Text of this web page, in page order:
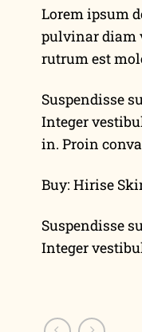
Lorem ipsum
pulvinar diam
rutrum est
Suspendisse
Integer
in. Proin
Buy: Hirise
Suspendisse
Integer